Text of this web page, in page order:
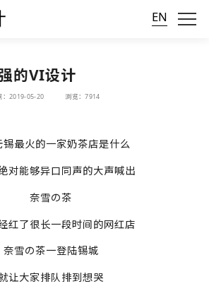
EN
的VI设计
：2019-05-20 浏览：7914
锡最火的一家奶茶店是什么
对能够异口同声的大声喊出
奈雪の茶
红了很长一段时间的网红店
奈雪の茶一登陆锡城
让大家排队排到想哭